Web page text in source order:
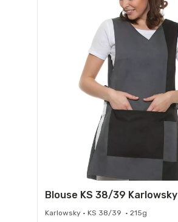
Blouse KS 38/39 Karlowsky
Karlowsky • KS 38/39 • 215g